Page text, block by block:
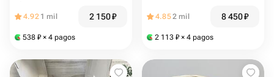
4.92 1 mil 2 150₽
538 ₽ × 4 pagos
4.852 mil 8 450₽
2 113 ₽ × 4 pagos